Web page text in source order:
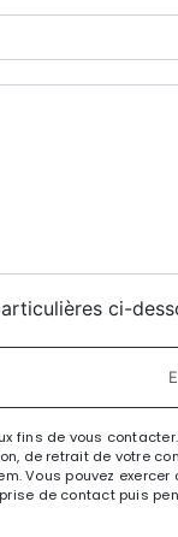
des
ci-
fins de vous
de retrait de votre
Vous pouvez
de contact puis